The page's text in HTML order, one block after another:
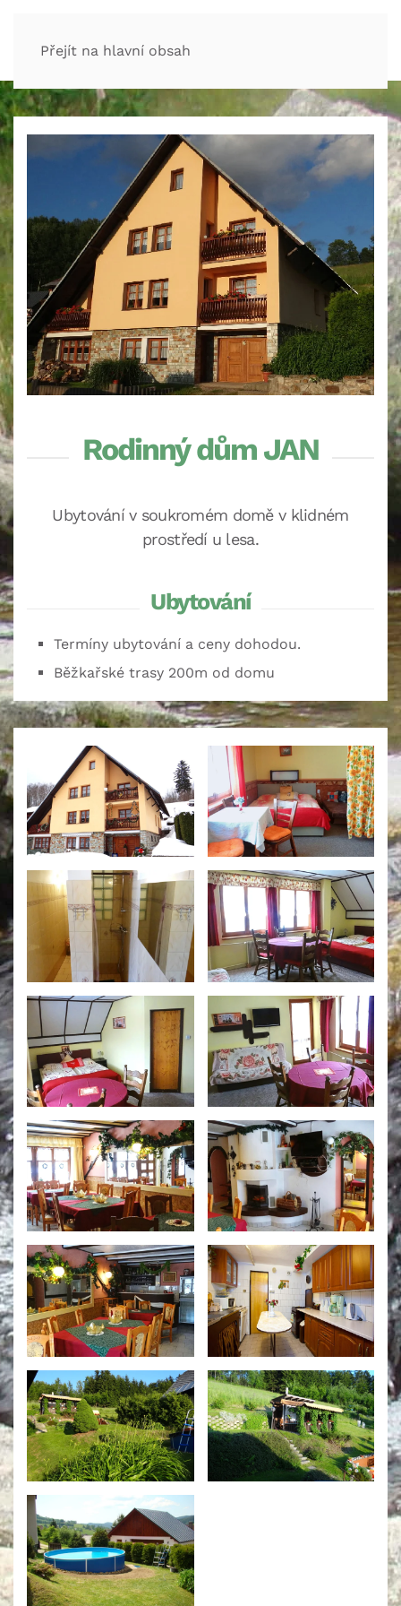
Přejít na hlavní obsah
Rodinný dům JAN
Ubytování v soukromém domě v klidném
prostředí u lesa.
Ubytování
Termíny ubytování a ceny dohodou.
Běžkařské trasy 200m od domu